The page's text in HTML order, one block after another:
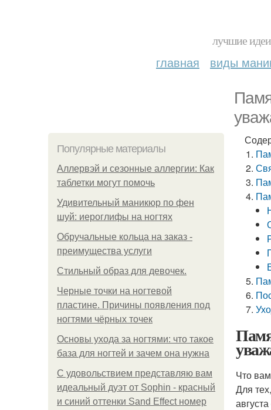
лучшие
главная виды
Популярные материалы
Аллервэй и сезонные аллергии: Как
таблетки могут помочь
Удивительный маникюр по фен
шуй: иероглифы на ногтях
Обручальные кольца на заказ -
преимущества услуги
Стильный образ для девочек.
Черные точки на ногтевой
пластине. Причины появления под
ногтями чёрных точек
Основы ухода за ногтями: что такое
база для ногтей и зачем она нужна
С удовольствием представляю вам
идеальный дуэт от Sophin - красный
и синий оттенки Sand Effect номер
Что
Для